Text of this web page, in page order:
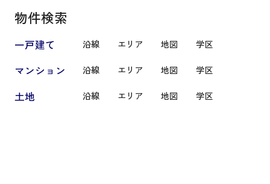
物件検索
一戸建て 沿線 エリア 地図 学区
マンション 沿線 エリア 地図 学区
土地 沿線 エリア 地図 学区